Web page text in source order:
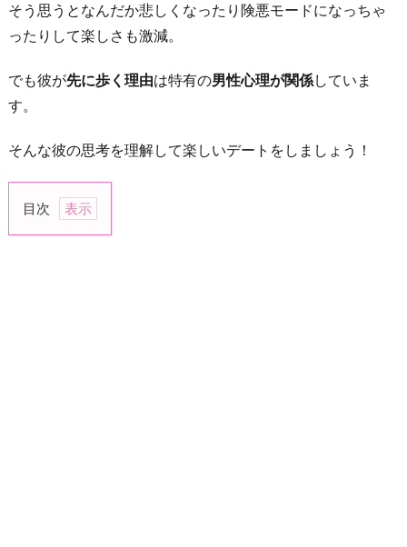
そう思うとなんだか悲しくなったり険悪モードになっちゃ
ったりして楽しさも激減。
でも彼が先に歩く理由は特有の男性心理が関係していま
す。
そんな彼の思考を理解して楽しいデートをしましょう！
目次
1.